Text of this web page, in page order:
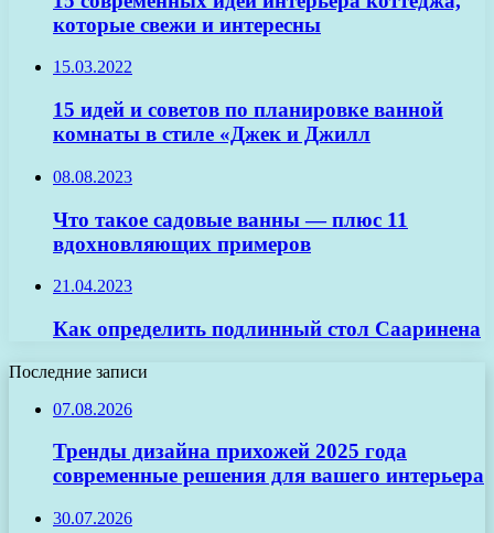
которые свежи и интересны
15.03.2022
15 идей и советов по планировке ванной
комнаты в стиле «Джек и Джилл
08.08.2023
Что такое садовые ванны — плюс 11
вдохновляющих примеров
21.04.2023
Как определить подлинный стол Сааринена
Последние записи
07.08.2026
Тренды дизайна прихожей 2025 года
современные решения для вашего интерьера
30.07.2026